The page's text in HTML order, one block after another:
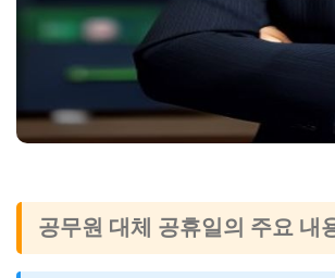
공무원 대체 공휴일의 주요 내